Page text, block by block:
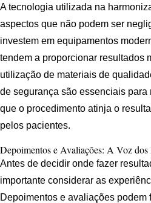
A tecnologia utilizada na
aspectos que não podem ser
investem em equipamentos
tendem a proporcionar resultados
utilização de materiais de
de segurança são essenciais
que o procedimento atinja o
pelos pacientes.
Depoimentos e Avaliações: A Voz dos
Antes de decidir onde fazer
importante considerar as
Depoimentos e avaliações